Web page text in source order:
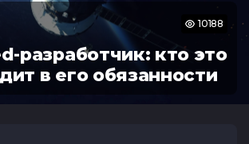
(основы)
10188
разработчик: кто это
в его обязанности
Подать
ФИО